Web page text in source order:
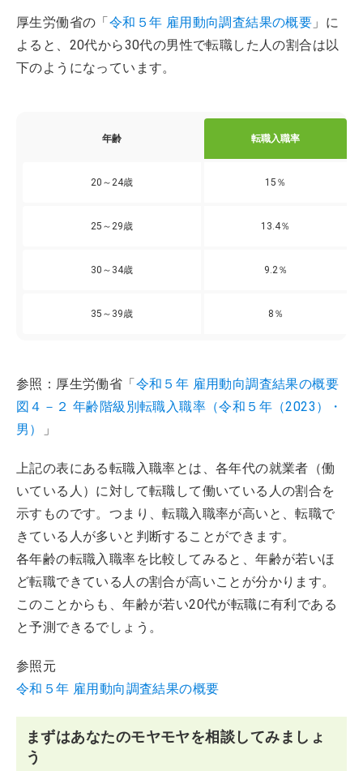
厚生労働省の「令和５年 雇用動向調査結果の概要 」に
よると、20代から30代の男性で転職した人の割合は以
下のようになっています。
年齢 転職入職率
20～24歳 15％
25～29歳 13.4％
30～34歳 9.2％
35～39歳 8％
参照：厚生労働省「令和５年 雇用動向調査結果の概要
図４－２ 年齢階級別転職入職率（令和５年（2023）・
男）
」
上記の表にある転職入職率とは、各年代の就業者（働
いている人）に対して転職して働いている人の割合を
示すものです。つまり、転職入職率が高いと、転職で
きている人が多いと判断することができます。
各年齢の転職入職率を比較してみると、年齢が若いほ
ど転職できている人の割合が高いことが分かります。
このことからも、年齢が若い20代が転職に有利である
と予測できるでしょう。
参照元
令和５年 雇用動向調査結果の概要
まずはあなたのモヤモヤを相談してみましょ
う